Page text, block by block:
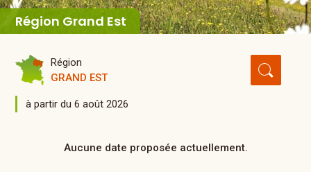
Région Grand Est
Région
GRAND EST
à partir du 6 août 2026
Aucune date proposée actuellement.